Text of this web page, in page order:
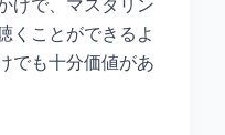
げで、マスタリン
くことができるよ
でも十分価値があ